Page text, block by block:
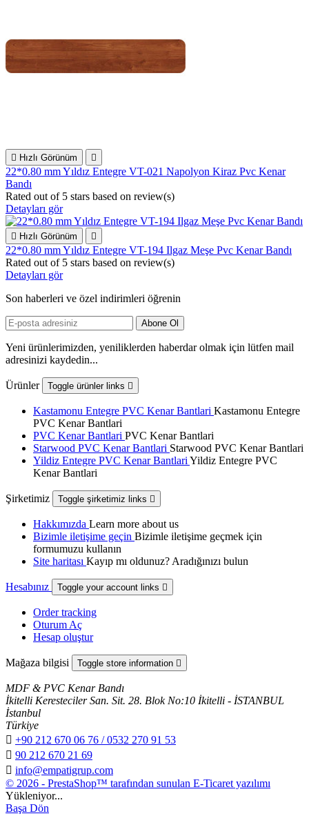
 Hızlı Görünüm 
22*0.80 mm Yıldız Entegre VT-021 Napolyon Kiraz Pvc Kenar
Bandı
Rated out of 5 stars based on review(s)
Detayları gör
 Hızlı Görünüm 
22*0.80 mm Yıldız Entegre VT-194 Ilgaz Meşe Pvc Kenar Bandı
Rated out of 5 stars based on review(s)
Detayları gör
Son haberleri ve özel indirimleri öğrenin
Yeni ürünlerimizden, yeniliklerden haberdar olmak için lütfen mail
adresinizi kaydedin...
Ürünler Toggle ürünler links 
Kastamonu Entegre PVC Kenar Bantlari Kastamonu Entegre
PVC Kenar Bantlari
PVC Kenar Bantlari PVC Kenar Bantlari
Starwood PVC Kenar Bantlari Starwood PVC Kenar Bantlari
Yildiz Entegre PVC Kenar Bantlari Yildiz Entegre PVC
Kenar Bantlari
Şirketimiz Toggle şirketimiz links 
Hakkımızda Learn more about us
Bizimle iletişime geçin Bizimle iletişime geçmek için
formumuzu kullanın
Site haritası Kayıp mı oldunuz? Aradığınızı bulun
Hesabınız Toggle your account links 
Order tracking
Oturum Aç
Hesap oluştur
Mağaza bilgisi Toggle store information 
MDF & PVC Kenar Bandı
İkitelli Keresteciler San. Sit. 28. Blok No:10 İkitelli - İSTANBUL
İstanbul
Türkiye
 +90 212 670 06 76 / 0532 270 91 53
 90 212 670 21 69
 info@empatigrup.com
© 2026 - PrestaShop™ tarafından sunulan E-Ticaret yazılımı
Yükleniyor...
Başa Dön